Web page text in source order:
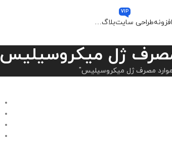
طراحی سایت
VIP
بلاگ…
ژل میکروسیلیس
مصرف ژل میکروسیلیس"